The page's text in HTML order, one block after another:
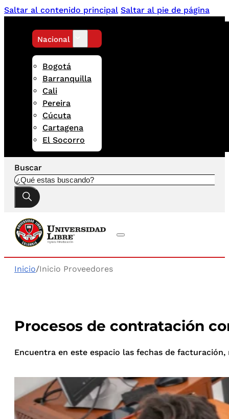
Saltar al contenido principal Saltar al pie de página
Nacional
Bogotá
Barranquilla
Cali
Pereira
Cúcuta
Cartagena
El Socorro
Buscar
Inicio/Inicio Proveedores
Procesos de contratación
Encuentra en este espacio las fechas de